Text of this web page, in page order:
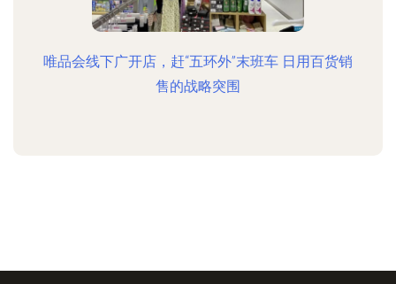
唯品会线下广开店，赶“五环外”末班车 日用百货销
售的战略突围